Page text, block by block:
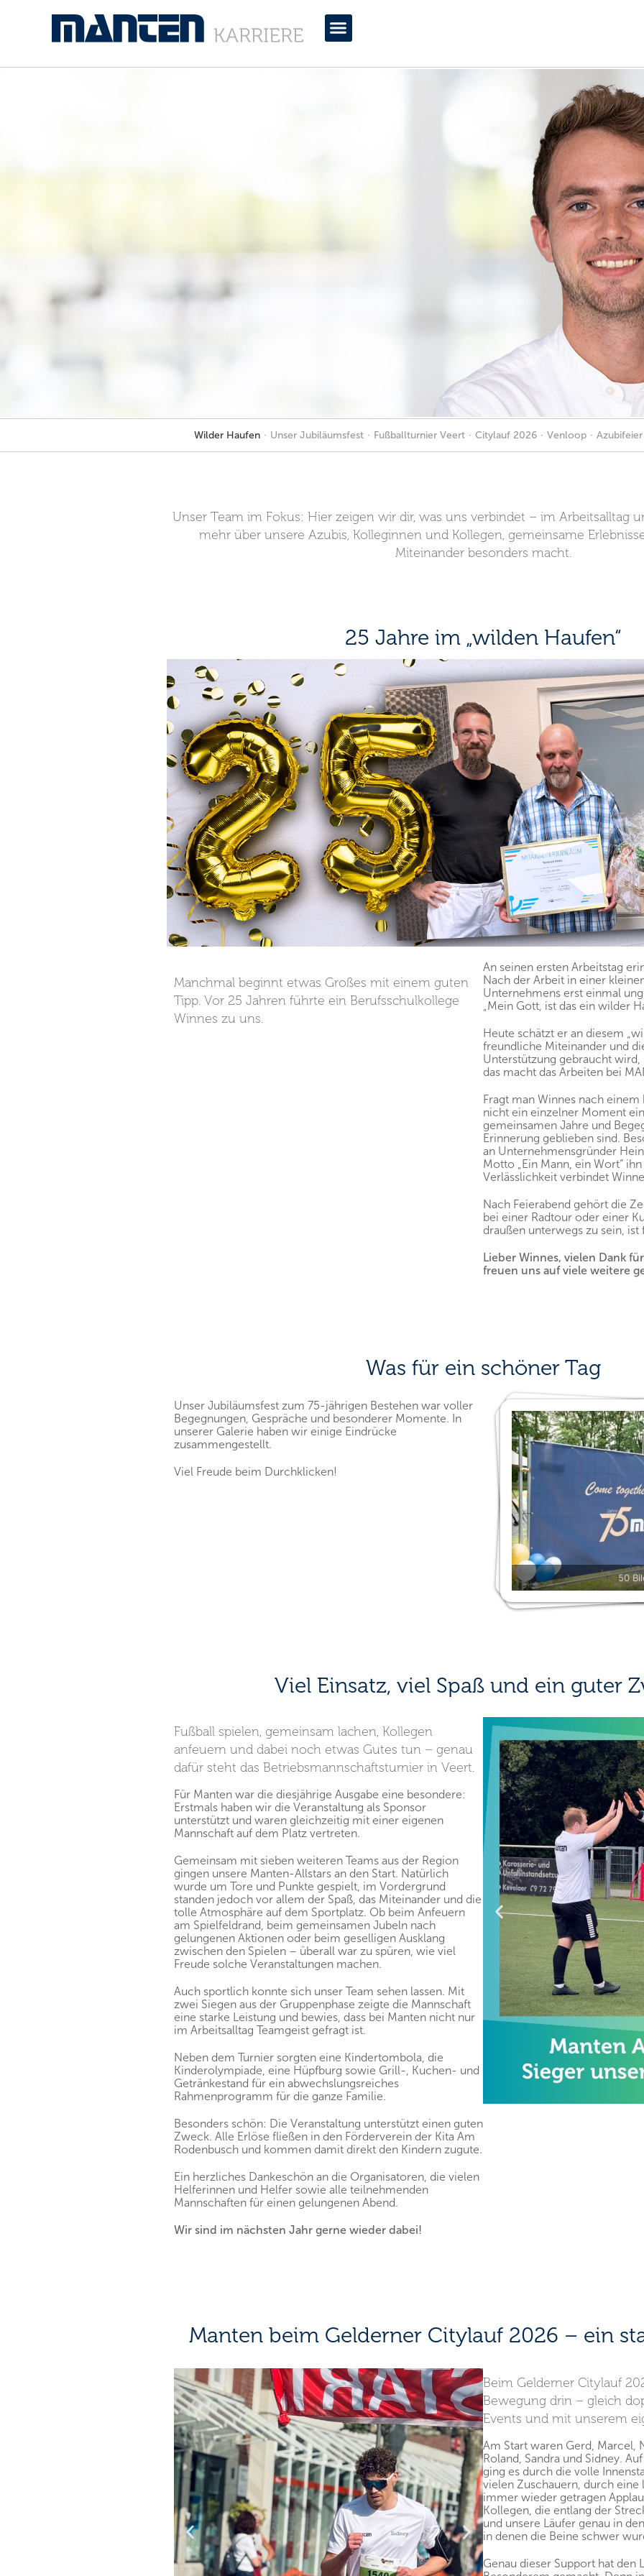
Wilder Haufen · Unser Jubiläumsfest · Fußballturnier Veert · Citylauf 2026 · Venloop ·
Unser Team im Fokus: Hier zeigen wir dir, was uns verbindet – im Arbeitsalltag
mehr über unsere Azubis, Kolleginnen und Kollegen, gemeinsame
Miteinander besonders macht.
25 Jahre im „wilden Haufen“
Manchmal beginnt etwas Großes mit einem guten
Tipp. Vor 25 Jahren führte ein Berufsschulkollege
Winnes zu uns.
An seinen ersten Arbeitstag
Nach der Arbeit in einer
Unternehmens erst einmal
„Mein Gott, ist das ein wilder
Heute schätzt er an diesem
freundliche Miteinander und
Unterstützung gebraucht
das macht das Arbeiten bei
Fragt man Winnes nach
nicht ein einzelner Moment
gemeinsamen Jahre und
Erinnerung geblieben sind.
an Unternehmensgründer
Motto „Ein Mann, ein Wort“
Verlässlichkeit verbindet
Nach Feierabend gehört die
bei einer Radtour oder einer
draußen unterwegs zu sein,
Lieber Winnes, vielen Dank
freuen uns auf viele weitere
Was für ein schöner Tag
Unser Jubiläumsfest zum 75-jährigen Bestehen war voller
Begegnungen, Gespräche und besonderer Momente. In
unserer Galerie haben wir einige Eindrücke
zusammengestellt.
Viel Freude beim Durchklicken!
50
Viel Einsatz, viel Spaß und ein guter
Fußball spielen, gemeinsam lachen, Kollegen
anfeuern und dabei noch etwas Gutes tun – genau
dafür steht das Betriebsmannschaftsturnier in Veert.
Für Manten war die diesjährige Ausgabe eine besondere:
Erstmals haben wir die Veranstaltung als Sponsor
unterstützt und waren gleichzeitig mit einer eigenen
Mannschaft auf dem Platz vertreten.
Gemeinsam mit sieben weiteren Teams aus der Region
gingen unsere Manten-Allstars an den Start. Natürlich
wurde um Tore und Punkte gespielt, im Vordergrund
standen jedoch vor allem der Spaß, das Miteinander und die
tolle Atmosphäre auf dem Sportplatz. Ob beim Anfeuern
am Spielfeldrand, beim gemeinsamen Jubeln nach
gelungenen Aktionen oder beim geselligen Ausklang
zwischen den Spielen – überall war zu spüren, wie viel
Freude solche Veranstaltungen machen.
Auch sportlich konnte sich unser Team sehen lassen. Mit
zwei Siegen aus der Gruppenphase zeigte die Mannschaft
eine starke Leistung und bewies, dass bei Manten nicht nur
im Arbeitsalltag Teamgeist gefragt ist.
Neben dem Turnier sorgten eine Kindertombola, die
Kinderolympiade, eine Hüpfburg sowie Grill-, Kuchen- und
Getränkestand für ein abwechslungsreiches
Rahmenprogramm für die ganze Familie.
Besonders schön: Die Veranstaltung unterstützt einen guten
Zweck. Alle Erlöse fließen in den Förderverein der Kita Am
Rodenbusch und kommen damit direkt den Kindern zugute.
Ein herzliches Dankeschön an die Organisatoren, die vielen
Helferinnen und Helfer sowie alle teilnehmenden
Mannschaften für einen gelungenen Abend.
Wir sind im nächsten Jahr gerne wieder dabei!
Manten beim Gelderner Citylauf 2026 – ein
Beim Gelderner Citylauf
Bewegung drin – gleich
Events und mit unserem
Am Start waren Gerd, Marcel,
Roland, Sandra und Sidney.
ging es durch die volle
vielen Zuschauern, durch
immer wieder getragen
Kollegen, die entlang der
und unsere Läufer genau in
in denen die Beine schwer
Genau dieser Support hat den